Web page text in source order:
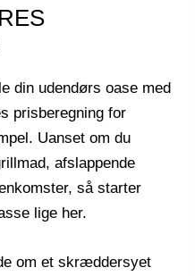
din udendørs oase med
prisberegning for
Uanset om du
afslappende
så starter
lige her.
om et skræddersyet